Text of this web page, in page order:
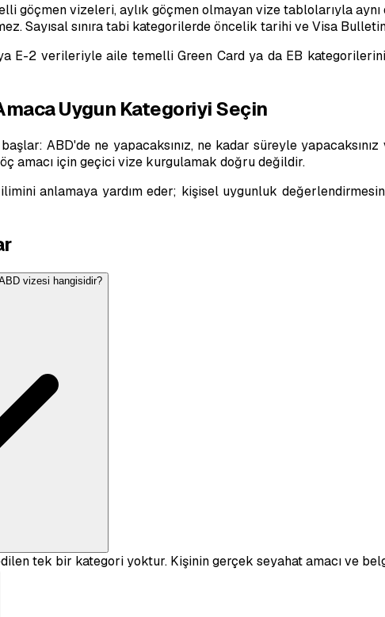
göçmen vizeleri, aylık göçmen olmayan vize tablolarıyla
Sayısal sınıra tabi kategorilerde öncelik tarihi ve Visa
E-2 verileriyle aile temelli Green Card ya da EB kategorilerini
Uygun Kategoriyi Seçin
başlar: ABD'de ne yapacaksınız, ne kadar süreyle
amacı için geçici vize kurgulamak doğru değildir.
anlamaya yardım eder; kişisel uygunluk
vizesi hangisidir?
tek bir kategori yoktur. Kişinin gerçek seyahat amacı ve